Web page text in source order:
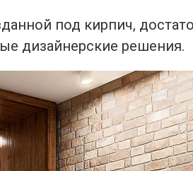
под кирпич,
дизайнерские решения.